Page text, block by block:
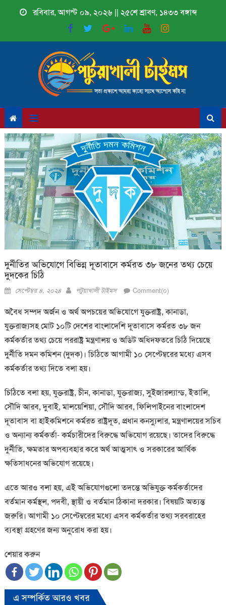
রবিবার, আগস্ট ০৯, ২০২৬ || ২৫শে শ্রাবণ, ১৪৩৩ বঙ্গাব্দ
দুর্নীতির অভিযোগে বিভিন্ন দূতাবাসে কর্মরত ৩৮ জনের তথ্য চেয়ে
দুদকের চিঠি
Posted
সেপ্টেম্বর ৪, ২০২৪ Author
পটুয়াখালী টাইমস Comment(০)
অবৈধ সম্পদ অর্জন ও অর্থ অপচয়ের অভিযোগে যুক্তরাষ্ট্র, কানাডা,
যুক্তরাজ্যসহ মোট ১০টি দেশের বাংলাদেশি দূতাবাসে কর্মরত ৩৮ জন
কর্মকর্তার তথ্য চেয়ে পররাষ্ট্র মন্ত্রণালয় ও অডিট অধিদফতরে চিঠি দিয়েছে
দুর্নীতি দমন কমিশন (দুদক)। চিঠিতে আগামী ১০ সেপ্টেম্বরের মধ্যে এসব
কর্মকর্তার তথ্য দিতে বলা হয়।
চিঠিতে বলা হয়, যুক্তরাষ্ট্র, চীন, কানাডা, যুক্তরাজ্য, সুইজারল্যান্ড, ইতালি,
সৌদি আরব, দুবাই, মালয়েশিয়া, সৌদি আরব, ফিলিপাইনের বাংলাদেশ
দূতাবাস বা হাইকমিশনে কর্মরত রাষ্ট্রদূত, প্রধান কনস্যুলার, মন্ত্রণালয়ের সচিব
ও অন্যান্য কর্মকর্তা- কর্মচারীদের বিরুদ্ধে অভিযোগ রয়েছে। তাদের বিরুদ্ধে
দুর্নীতি, ক্ষমতার অপব্যবহার করে অর্থ আত্মসাৎ ও সরকারের আর্থিক
ক্ষতিসাধনের অভিযোগ রয়েছে।
এতে আরও বলা হয়, এই অভিযোগগুলো তদন্তে অভিযুক্ত কর্মকর্তাদের
বর্তমান কর্মস্থল, পদবী, স্থায়ী ও বর্তমান ঠিকানা দরকার। বিষয়টি অত্যন্ত
জরুরি। আগামী ১০ সেপ্টেম্বরের মধ্যে এসব কর্মকর্তার তথ্য সরবরাহের
ব্যবস্থা গ্রহণের জন্য অনুরোধ করা হয়।
শেয়ার করুন
এ সম্পর্কিত আরও খবর